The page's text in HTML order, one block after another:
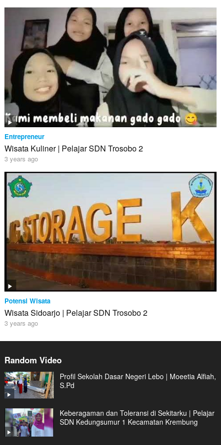
Entrepreneur
Wisata Kuliner | Pelajar SDN Trosobo 2
3 years ago
Potensi Wisata
Wisata Sidoarjo | Pelajar SDN Trosobo 2
3 years ago
Random Video
Profil Sekolah Dasar Negeri Lebo | Moeetia Alfiah,
S.Pd
Keberagaman dan Toleransi di Sekitarku | Pelajar
SDN Kedungsumur 1 Kecamatan Krembung